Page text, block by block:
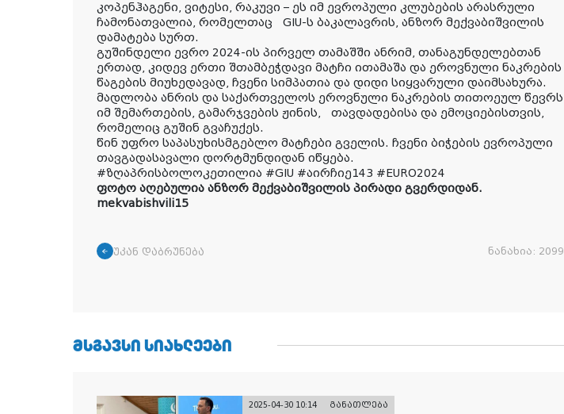
კოპენჰაგენი, ვიტესი, რაკუვი – ეს იმ ევროპული კლუბების არასრული
ჩამონათვალია, რომელთაც GIU-ს ბაკალავრის, ანზორ მექვაბიშვილის
დამატება სურთ.
გუშინდელი ევრო 2024-ის პირველ თამაშში ანრიმ, თანაგუნდელებთან
ერთად, კიდევ ერთი შთამბეჭდავი მატჩი ითამაშა და ეროვნული ნაკრების
წაგების მიუხედავად, ჩვენი სიმპათია და დიდი სიყვარული დაიმსახურა.
მადლობა ანრის და საქართველოს ეროვნული ნაკრების თითოეულ წევრს
იმ შემართების, გამარჯვების ჟინის, თავდადებისა და ემოციებისთვის,
რომელიც გუშინ გვაჩუქეს.
წინ უფრო საპასუხისმგებლო მატჩები გველის. ჩვენი ბიჭების ევროპული
თავგადასავალი დორტმუნდიდან იწყება.
#ზღაპრისბოლოკეთილია #GIU #აირჩიე143 #EURO2024
ფოტო აღებულია ანზორ მექვაბიშვილის პირადი გვერდიდან.
mekvabishvili15
უკან დაბრუნება ნანახია: 2099
ᲛᲡᲒᲐᲕᲡᲘ ᲡᲘᲐᲮᲚᲔᲔᲑᲘ
2025-04-30 10:14 განათლება